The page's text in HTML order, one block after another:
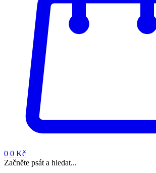
0 0 Kč
Začněte psát a hledat...